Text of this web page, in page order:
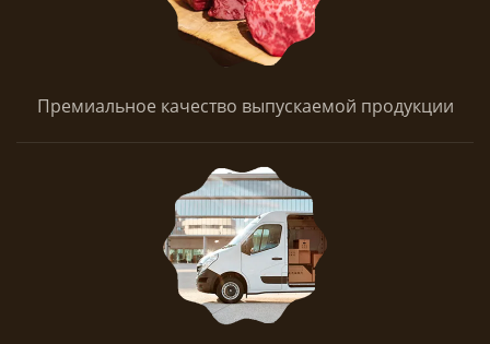
Премиальное качество выпускаемой продукции